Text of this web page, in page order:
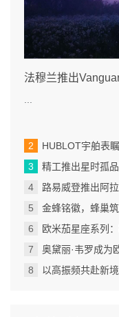
法穆兰推出
HUBLOT宇舶表
精工推出星时孤
路易威登推出阿
金蜂铭徽，蜂巢
欧米茄星座系列
奥黛丽·韦罗成为
以高振频共赴新境：ZENITH